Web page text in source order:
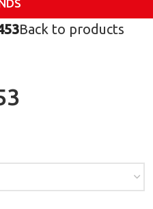
Back to products